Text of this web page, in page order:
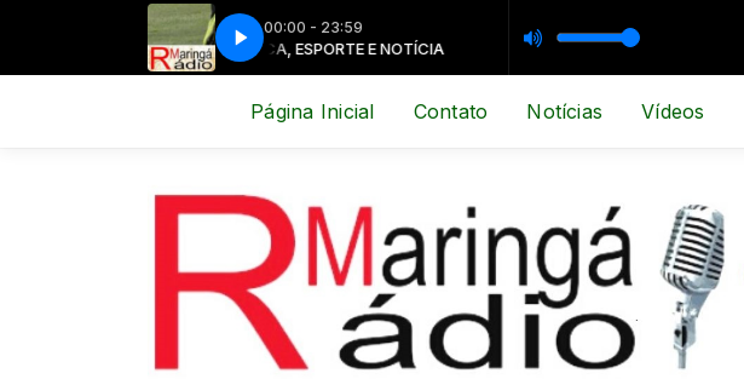
00:00 - 23:59
MÚSICA, ESPORTE E NOTÍCIA MÚSICA, ESPORTE E NOTÍCIA
Página Inicial Contato Notícias Vídeos